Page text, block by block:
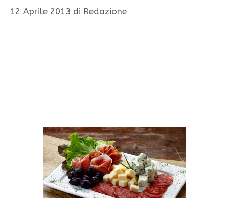
12 Aprile 2013 di Redazione